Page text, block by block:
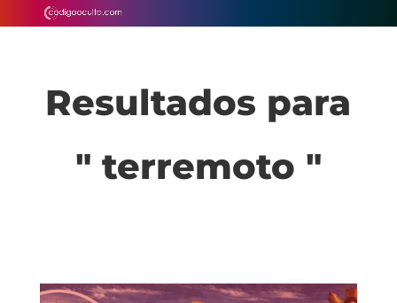
Resultados para
" terremoto "